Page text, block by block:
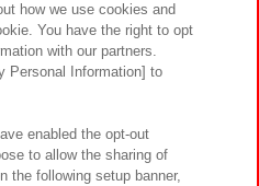
リティ サイトポリシー
アクセシビリティ方針と検証結果
よくあるご質問・お問い合わせ
how we use cookies and
You have the right to opt
with our partners.
Personal Information] to
enabled the opt-out
to allow the sharing of
the following setup banner,